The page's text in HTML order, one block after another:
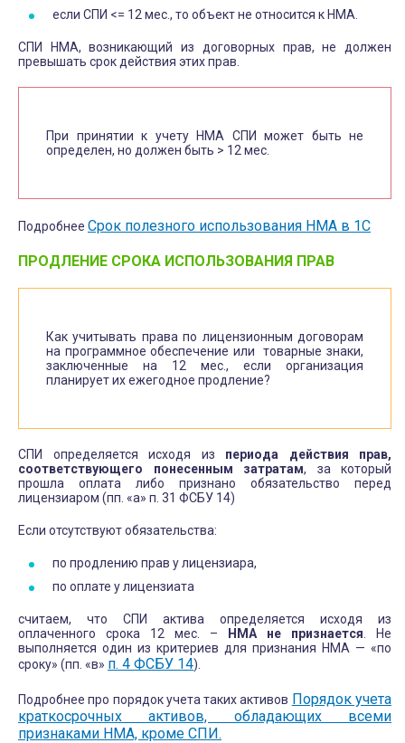
если СПИ <= 12 мес., то объект не относится к НМА.
СПИ НМА, возникающий из договорных прав, не должен
превышать срок действия этих прав.
При принятии к учету НМА СПИ может быть не
определен, но должен быть > 12 мес.
Подробнее Срок полезного использования НМА в 1С
ПРОДЛЕНИЕ СРОКА ИСПОЛЬЗОВАНИЯ ПРАВ
Как учитывать права по лицензионным договорам
на программное обеспечение или товарные знаки,
заключенные на 12 мес., если организация
планирует их ежегодное продление?
СПИ определяется исходя из периода действия прав,
соответствующего понесенным затратам, за который
прошла оплата либо признано обязательство перед
лицензиаром (пп. «а» п. 31 ФСБУ 14)
Если отсутствуют обязательства:
по продлению прав у лицензиара,
по оплате у лицензиата
считаем, что СПИ актива определяется исходя из
оплаченного срока 12 мес. – НМА не признается . Не
выполняется один из критериев для признания НМА — «по
сроку» (пп. «в» п. 4 ФСБУ 14).
Подробнее про порядок учета таких активов Порядок учета
краткосрочных активов, обладающих всеми
признаками НМА, кроме СПИ.